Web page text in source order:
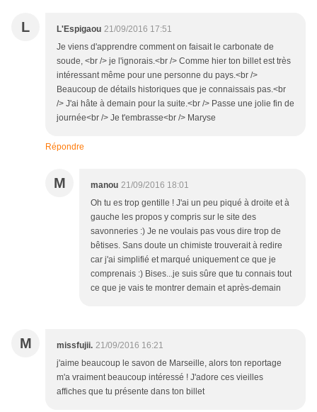
L L'Espigaou 21/09/2016 17:51
Je viens d'apprendre comment on faisait le carbonate de
soude, <br /> je l'ignorais.<br /> Comme hier ton billet est très
intéressant même pour une personne du pays.<br />
Beaucoup de détails historiques que je connaissais pas.<br
/> J'ai hâte à demain pour la suite.<br /> Passe une jolie fin de
journée<br /> Je t'embrasse<br /> Maryse
Répondre
M manou 21/09/2016 18:01
Oh tu es trop gentille ! J'ai un peu piqué à droite et à
gauche les propos y compris sur le site des
savonneries :) Je ne voulais pas vous dire trop de
bêtises. Sans doute un chimiste trouverait à redire
car j'ai simplifié et marqué uniquement ce que je
comprenais :) Bises...je suis sûre que tu connais tout
ce que je vais te montrer demain et après-demain
M missfujii. 21/09/2016 16:21
j'aime beaucoup le savon de Marseille, alors ton reportage
m'a vraiment beaucoup intéressé ! J'adore ces vieilles
affiches que tu présente dans ton billet